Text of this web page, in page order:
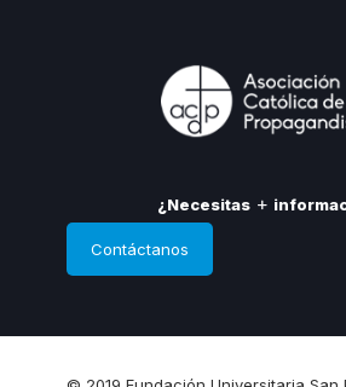
¿Necesitas
Contáctanos